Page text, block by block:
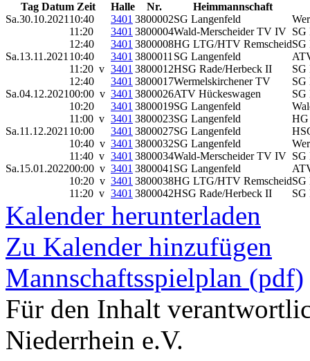
Tag Datum Zeit Halle Nr.
Heimmannschaft
Sa.30.10.2021 10:40 3401 3800002SG Langenfeld
11:20
3401 3800004Wald-Merscheider TV IV SG
12:40
3401 3800008HG LTG/HTV RemscheidSG
Sa.13.11.2021 10:40 3401 3800011 SG Langenfeld
11:20 v 3401 3800012HSG Rade/Herbeck II
SG
12:40
3401 3800017Wermelskirchener TV
SG
Sa.04.12.202100:00 v 3401 3800026ATV Hückeswagen
SG
10:20
3401 3800019SG Langenfeld
11:00 v 3401 3800023SG Langenfeld
Sa.11.12.2021 10:00 3401 3800027SG Langenfeld
10:40 v 3401 3800032SG Langenfeld
11:40 v 3401 3800034Wald-Merscheider TV IV SG
Sa.15.01.202200:00 v 3401 3800041 SG Langenfeld
10:20 v 3401 3800038HG LTG/HTV RemscheidSG
11:20 v 3401 3800042HSG Rade/Herbeck II SG
Kalender herunterladen
Zu Kalender hinzufügen
Mannschaftsspielplan (pdf)
Für den Inhalt
Niederrhein e.V.